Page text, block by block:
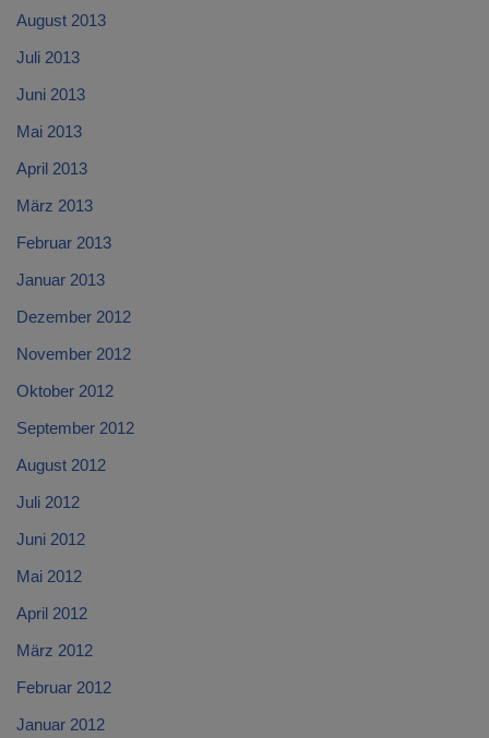
August 2013
Juli 2013
Juni 2013
Mai 2013
April 2013
März 2013
Februar 2013
Januar 2013
Dezember 2012
November 2012
Oktober 2012
September 2012
August 2012
Juli 2012
Juni 2012
Mai 2012
April 2012
März 2012
Februar 2012
Januar 2012